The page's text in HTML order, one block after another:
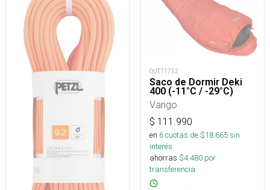
OUT11752
Saco de Dormir Deki
400 (-11°C / -29°C)
Vango
$ 111.990
en 6cuotas de $18.665sin
interés
ahorras $4.480 por
transferencia.